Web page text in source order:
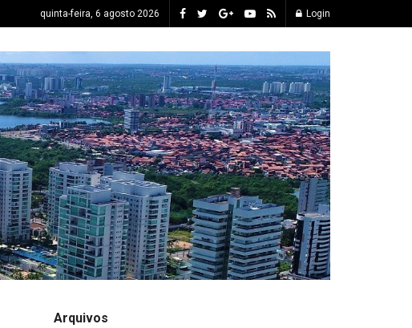
quinta-feira, 6 agosto 2026 Login
Arquivos